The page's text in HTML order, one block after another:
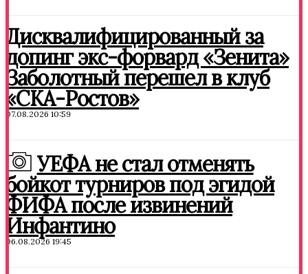
Дисквалифицированный за
допинг экс-форвард «Зенита»
Заболотный перешел в клуб
«СКА-Ростов»
07.08.2026 10:59
УЕФА не стал отменять
бойкот турниров под эгидой
ФИФА после извинений
Инфантино
06.08.2026 19:45